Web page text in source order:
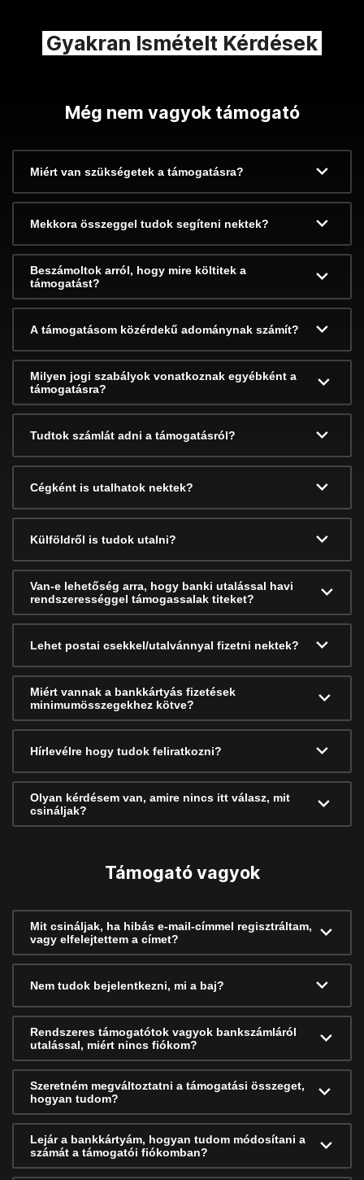
Gyakran Ismételt Kérdések
Még nem vagyok támogató
Miért van szükségetek a támogatásra?
Mekkora összeggel tudok segíteni nektek?
Beszámoltok arról, hogy mire költitek a
támogatást?
A támogatásom közérdekű adománynak számít?
Milyen jogi szabályok vonatkoznak egyébként a
támogatásra?
Tudtok számlát adni a támogatásról?
Cégként is utalhatok nektek?
Külföldről is tudok utalni?
Van-e lehetőség arra, hogy banki utalással havi
rendszerességgel támogassalak titeket?
Lehet postai csekkel/utalvánnyal fizetni nektek?
Miért vannak a bankkártyás fizetések
minimumösszegekhez kötve?
Hírlevélre hogy tudok feliratkozni?
Olyan kérdésem van, amire nincs itt válasz, mit
csináljak?
Támogató vagyok
Mit csináljak, ha hibás e-mail-címmel regisztráltam,
vagy elfelejtettem a címet?
Nem tudok bejelentkezni, mi a baj?
Rendszeres támogatótok vagyok bankszámláról
utalással, miért nincs fiókom?
Szeretném megváltoztatni a támogatási összeget,
hogyan tudom?
Lejár a bankkártyám, hogyan tudom módosítani a
számát a támogatói fiókomban?